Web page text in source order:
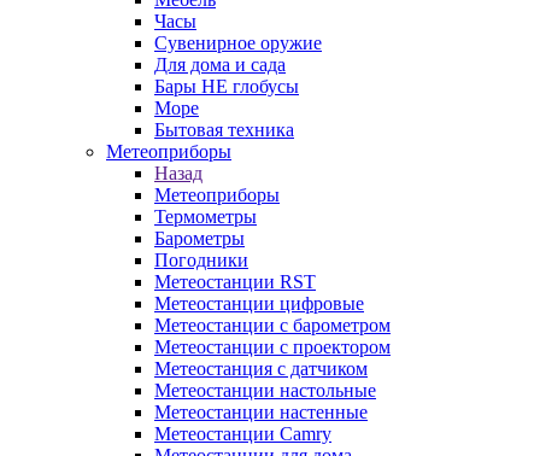
Часы
Сувенирное оружие
Для дома и сада
Бары НЕ глобусы
Море
Бытовая техника
Метеоприборы
Назад
Метеоприборы
Термометры
Барометры
Погодники
Метеостанции RST
Метеостанции цифровые
Метеостанции с барометром
Метеостанции с проектором
Метеостанция с датчиком
Метеостанции настольные
Метеостанции настенные
Метеостанции Camry